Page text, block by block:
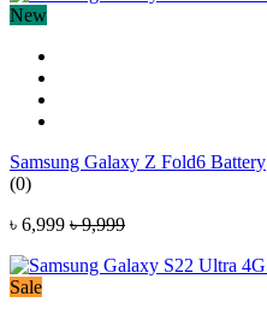
New
Samsung Galaxy Z Fold6 Battery
(0)
৳ 6,999 ৳ 9,999
Sale